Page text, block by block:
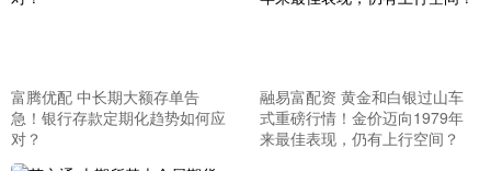
富腾优配 中长期大额存单告
急！银行存款定期化趋势如何应
对？
融易富配资 黄金和白银过山车
式重磅行情！金价迈向1979年
来最佳表现，仍有上行空间？